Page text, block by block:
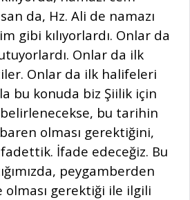
da, Hz. Ali de namazı
gibi kılıyorlardı. Onlar da
Onlar da ilk
Onlar da ilk halifeleri
bu konuda biz Şiilik için
bu tarihin
olması gerektiğini,
İfade edeceğiz. Bu
peygamberden
gerektiği ile ilgili